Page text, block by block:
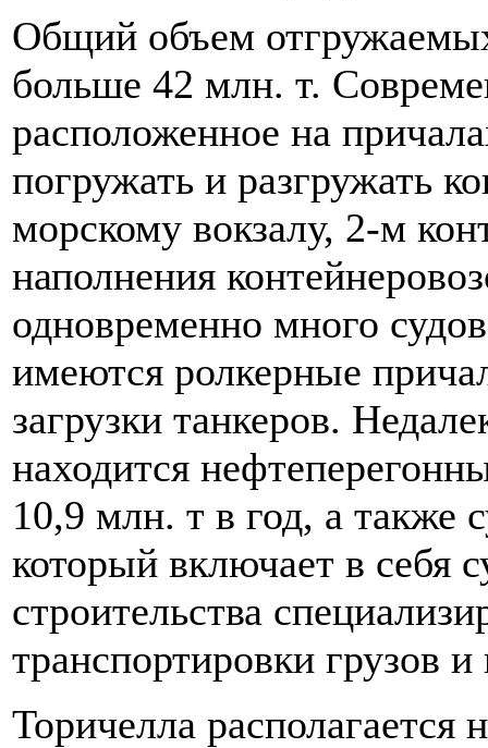
Общий объем
больше 42 млн. т.
расположенное на
погружать и разгружать
морскому вокзалу, 2-м
наполнения
одновременно много
имеются ролкерные
загрузки танкеров.
находится
10,9 млн. т в год, а также
который включает в себя
строительства
транспортировки грузов
Торичелла